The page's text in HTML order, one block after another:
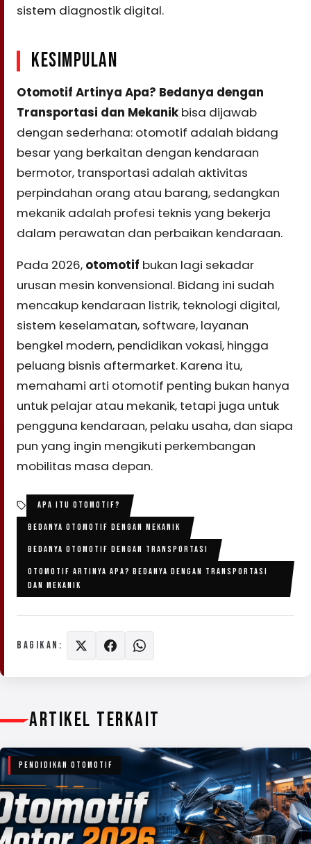
sistem diagnostik digital.
KESIMPULAN
Otomotif Artinya Apa? Bedanya dengan
Transportasi dan Mekanik bisa dijawab
dengan sederhana: otomotif adalah bidang
besar yang berkaitan dengan kendaraan
bermotor, transportasi adalah aktivitas
perpindahan orang atau barang, sedangkan
mekanik adalah profesi teknis yang bekerja
dalam perawatan dan perbaikan kendaraan.
Pada 2026, otomotif bukan lagi sekadar
urusan mesin konvensional. Bidang ini sudah
mencakup kendaraan listrik, teknologi digital,
sistem keselamatan, software, layanan
bengkel modern, pendidikan vokasi, hingga
peluang bisnis aftermarket. Karena itu,
memahami arti otomotif penting bukan hanya
untuk pelajar atau mekanik, tetapi juga untuk
pengguna kendaraan, pelaku usaha, dan siapa
pun yang ingin mengikuti perkembangan
mobilitas masa depan.
APA ITU OTOMOTIF?
BEDANYA OTOMOTIF DENGAN MEKANIK
BEDANYA OTOMOTIF DENGAN TRANSPORTASI
OTOMOTIF ARTINYA APA? BEDANYA DENGAN TRANSPORTASI
DAN MEKANIK
BAGIKAN:
ARTIKEL TERKAIT
PENDIDIKAN OTOMOTIF